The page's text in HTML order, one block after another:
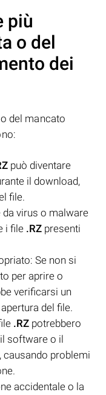
più
o del
dei
del mancato
può diventare
il download,
file.
virus o malware
i file .RZ presenti
Se non si
per aprire o
verificarsi un
del file.
.RZ potrebbero
software o il
problemi
accidentale o la